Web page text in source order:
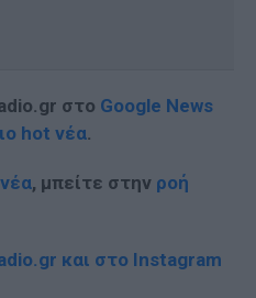
στο Google News
hot νέα.
νέα, μπείτε στην ροή
και στο Instagram